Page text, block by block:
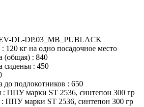
DL-DP.03_MB_PUBLACK
: 120 кг на одно посадочное место
(общая) : 840
сиденья : 450
до подлокотников : 650
: ППУ марки ST 2536, синтепон 300 гр
: ППУ марки ST 2536, синтепон 300 гр